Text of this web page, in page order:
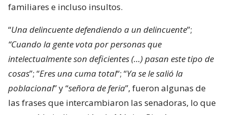
familiares e incluso insultos.
“Una delincuente defendiendo a un delincuente”;
“Cuando la gente vota por personas que
intelectualmente son deficientes (…) pasan este tipo de
cosas”; “Eres una cuma total“; “Ya se le salió la
poblacional” y “señora de feria”, fueron algunas de
las frases que intercambiaron las senadoras, lo que